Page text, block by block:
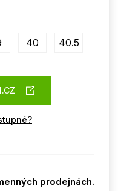
40 40.5
prodejnách.